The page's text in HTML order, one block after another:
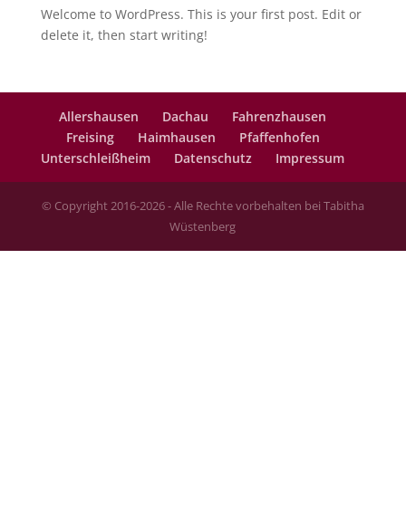
Welcome to WordPress. This is your first post. Edit or
delete it, then start writing!
Allershausen Dachau
Fahrenzhausen
Freising
Haimhausen
Pfaffenhofen
Unterschleißheim
Datenschutz Impressum
© Copyright 2016-2026 - Alle Rechte vorbehalten bei Tabitha
Wüstenberg